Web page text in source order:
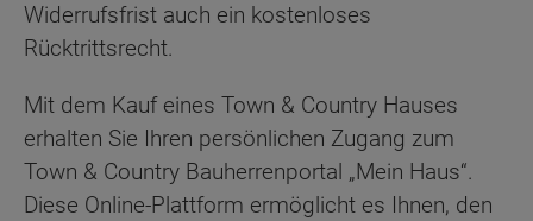
Widerrufsfrist auch ein kostenloses
Rücktrittsrecht.
Mit dem Kauf eines Town & Country Hauses
erhalten Sie Ihren persönlichen Zugang zum
Town & Country Bauherrenportal „Mein Haus“.
Diese Online-Plattform ermöglicht es Ihnen, den